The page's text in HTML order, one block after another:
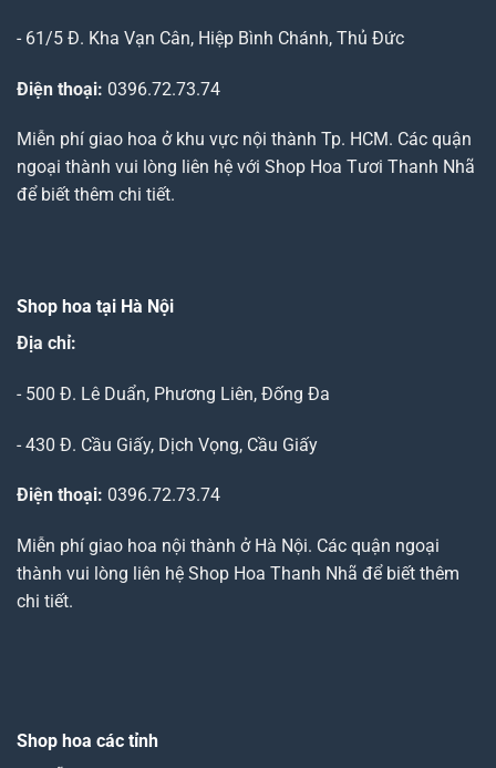
- 61/5 Đ. Kha Vạn Cân, Hiệp Bình Chánh, Thủ Đức
Điện thoại: 0396.72.73.74
Miễn phí giao hoa ở khu vực nội thành Tp. HCM. Các quận
ngoại thành vui lòng liên hệ với Shop Hoa Tươi Thanh Nhã
để biết thêm chi tiết.
Shop hoa tại Hà Nội
Địa chỉ:
- 500 Đ. Lê Duẩn, Phương Liên, Đống Đa
- 430 Đ. Cầu Giấy, Dịch Vọng, Cầu Giấy
Điện thoại: 0396.72.73.74
Miễn phí giao hoa nội thành ở Hà Nội. Các quận ngoại
thành vui lòng liên hệ Shop Hoa Thanh Nhã để biết thêm
chi tiết.
Shop hoa các tỉnh